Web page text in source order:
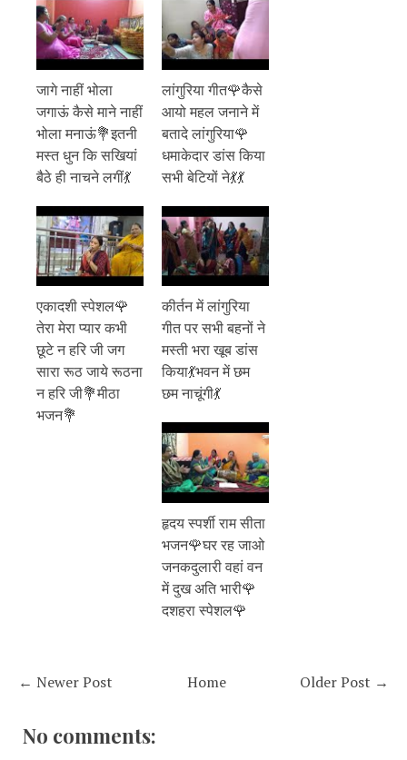
जागे नाहीं भोला
जगाऊं कैसे माने नाहीं
भोला मनाऊं💐इतनी
मस्त धुन कि सखियां
बैठे ही नाचने लगीं💃
लांगुरिया गीत🌹कैसे
आयो महल जनाने में
बतादे लांगुरिया🌹
धमाकेदार डांस किया
सभी बेटियों ने💃💃
एकादशी स्पेशल🌹
तेरा मेरा प्यार कभी
छूटे न हरि जी जग
सारा रूठ जाये रूठना
न हरि जी💐मीठा
भजन💐
कीर्तन में लांगुरिया
गीत पर सभी बहनों ने
मस्ती भरा खूब डांस
किया💃भवन में छम
छम नाचूंगी💃
हृदय स्पर्शी राम सीता
भजन🌹घर रह जाओ
जनकदुलारी वहां वन
में दुख अति भारी🌹
दशहरा स्पेशल🌹
← Newer Post Older Post →
Home
No comments: